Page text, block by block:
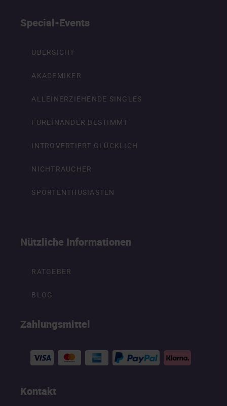
Special-Events
ÜBERSICHT
AKADEMIKER
ALLEINERZIEHENDE SINGLES
FÜREINANDER BESTIMMT
INTROVERTIERT GLÜCKLICH
NICHTRAUCHER
SPORTENTHUSIASTEN
Nützliche Informationen
RATGEBER
BLOG
Zahlungsmittel
Kontakt